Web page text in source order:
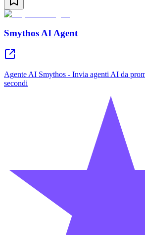
Smythos AI Agent
Agente AI Smythos - Invia agenti AI da
secondi